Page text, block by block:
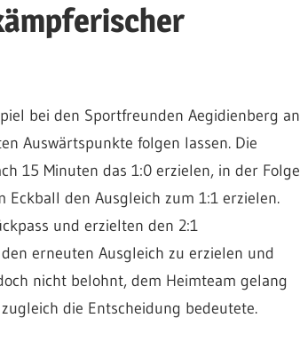
bei den Sportfreunden Aegidienberg an
Auswärtspunkte folgen lassen. Die
15 Minuten das 1:0 erzielen, in der Folge
den Ausgleich zum 1:1 erzielen.
und erzielten den 2:1
erneuten Ausgleich zu erzielen und
nicht belohnt, dem Heimteam gelang
die Entscheidung bedeutete.